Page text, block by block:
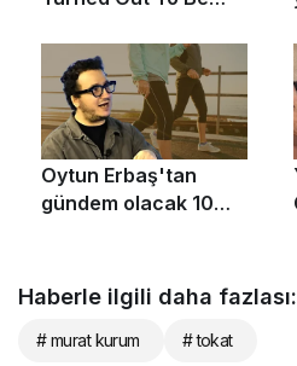
Haberle ilgili daha fazlası:
# murat kurum # tokat